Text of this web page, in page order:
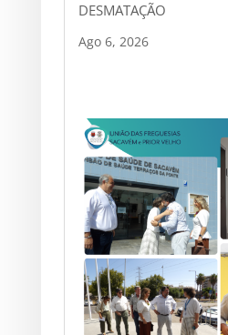
DESMATAÇÃO
Ago 6, 2026